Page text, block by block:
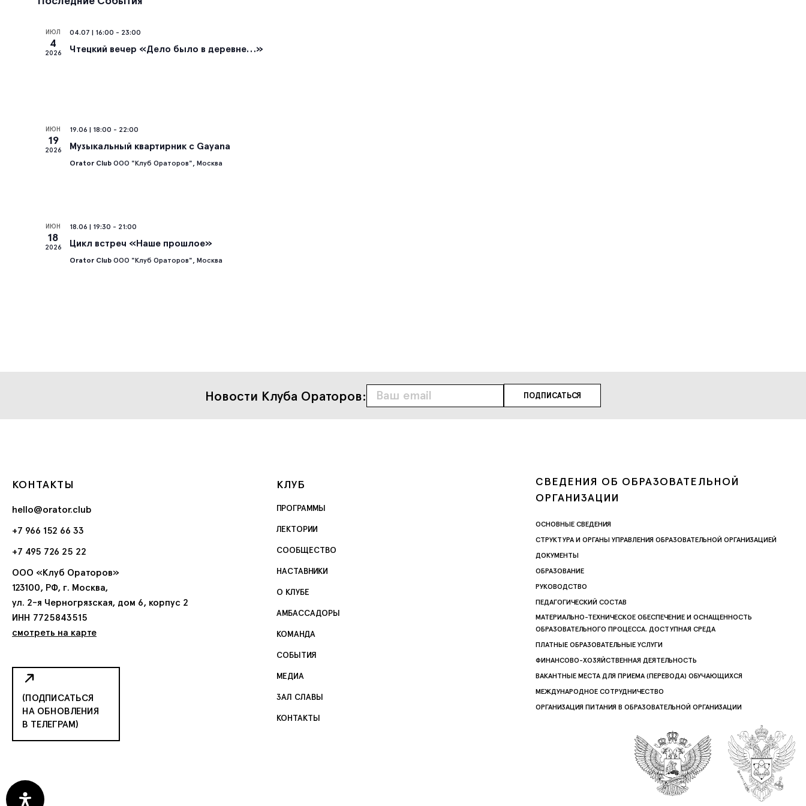
ИЮЛ
4
2026
04.07 | 16:00 - 23:00
Чтецкий вечер «Дело было в деревне…»
ИЮН
19
2026
19.06 | 18:00 - 22:00
Музыкальный квартирник с Gayana
Orator Club ООО "Клуб Ораторов", Москва
ИЮН
18
2026
18.06 | 19:30 - 21:00
Цикл встреч «Наше прошлое»
Orator Club ООО "Клуб Ораторов", Москва
Новости Клуба Ораторов:
КОНТАКТЫ
hello@orator.club
+7 966 152 66 33
+7 495 726 25 22
ООО «Клуб Ораторов»
123100, РФ, г. Москва,
ул. 2-я Черногрязская, дом 6, корпус 2
ИНН 7725843515
смотреть на карте
(ПОДПИСАТЬСЯ
НА ОБНОВЛЕНИЯ
В ТЕЛЕГРАМ)
КЛУБ
ПРОГРАММЫ
ЛЕКТОРИИ
СООБЩЕСТВО
НАСТАВНИКИ
О КЛУБЕ
АМБАССАДОРЫ
КОМАНДА
СОБЫТИЯ
МЕДИА
ЗАЛ СЛАВЫ
КОНТАКТЫ
СВЕДЕНИЯ ОБ ОБРАЗОВАТЕЛЬНОЙ
ОРГАНИЗАЦИИ
ОСНОВНЫЕ СВЕДЕНИЯ
СТРУКТУРА И ОРГАНЫ УПРАВЛЕНИЯ ОБРАЗОВАТЕЛЬНОЙ ОРГАНИЗАЦИЕЙ
ДОКУМЕНТЫ
ОБРАЗОВАНИЕ
РУКОВОДСТВО
ПЕДАГОГИЧЕСКИЙ СОСТАВ
МАТЕРИАЛЬНО-ТЕХНИЧЕСКОЕ ОБЕСПЕЧЕНИЕ И ОСНАЩЕННОСТЬ
ОБРАЗОВАТЕЛЬНОГО ПРОЦЕССА. ДОСТУПНАЯ СРЕДА
ПЛАТНЫЕ ОБРАЗОВАТЕЛЬНЫЕ УСЛУГИ
ФИНАНСОВО-ХОЗЯЙСТВЕННАЯ ДЕЯТЕЛЬНОСТЬ
ВАКАНТНЫЕ МЕСТА ДЛЯ ПРИЕМА (ПЕРЕВОДА) ОБУЧАЮЩИХСЯ
МЕЖДУНАРОДНОЕ СОТРУДНИЧЕСТВО
ОРГАНИЗАЦИЯ ПИТАНИЯ В ОБРАЗОВАТЕЛЬНОЙ ОРГАНИЗАЦИИ